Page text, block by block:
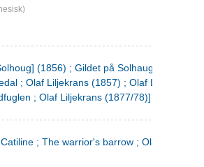
(1856) ; Gildet på Solhaug (1883) ;
; Olaf Liljekrans (1857) ; Olaf Liljekrans
; Olaf Liljekrans (1877/78)]
; The warrior's barrow ; Olaf Liljekrans